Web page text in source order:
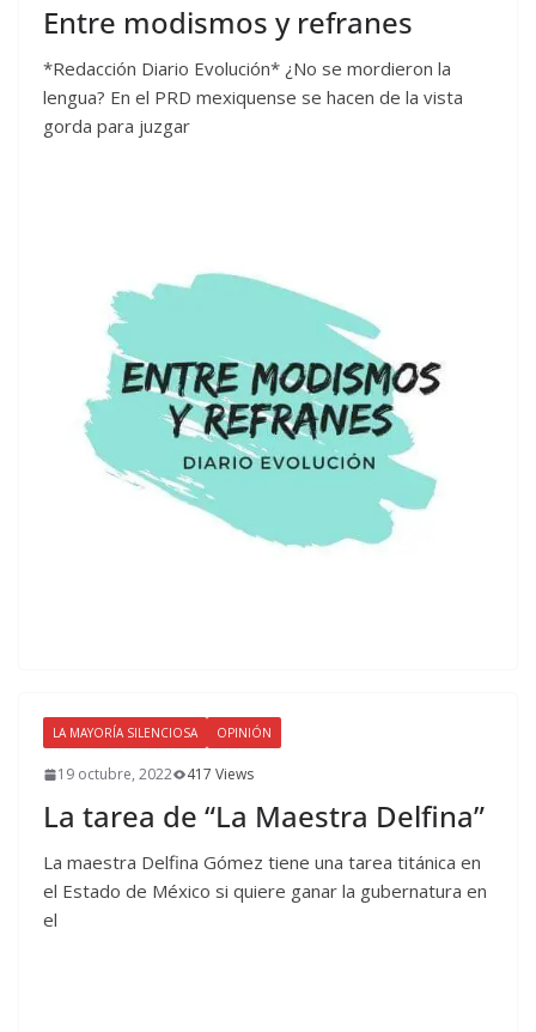
Entre modismos y refranes
*Redacción Diario Evolución* ¿No se mordieron la
lengua? En el PRD mexiquense se hacen de la vista
gorda para juzgar
LA MAYORÍA SILENCIOSA OPINIÓN
19 octubre, 2022 417 Views
La tarea de “La Maestra Delfina”
La maestra Delfina Gómez tiene una tarea titánica en
el Estado de México si quiere ganar la gubernatura en
el